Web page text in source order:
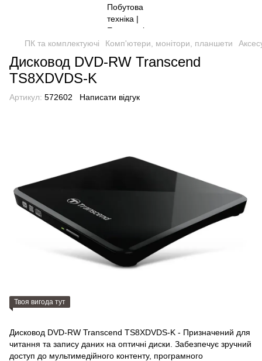
ПК та комплектуючі Комп'ютери, монітори, планшети
Дисковод DVD-RW Transcend
TS8XDVDS-K
Артикул: 572602 Написати відгук
Твоя вигода тут
Дисковод DVD-RW Transcend TS8XDVDS-K - Призначений для
читання та запису даних на оптичні диски. Забезпечує зручний
доступ до мультимедійного контенту, програмного